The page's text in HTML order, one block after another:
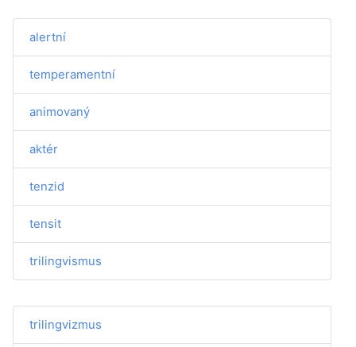
alertní
temperamentní
animovaný
aktér
tenzid
tensit
trilingvismus
trilingvizmus